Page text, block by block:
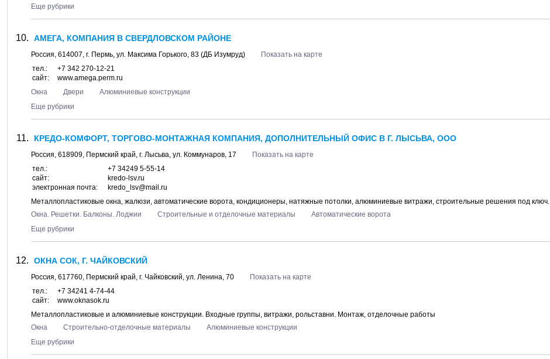
Еще рубрики
АМЕГА, КОМПАНИЯ В СВЕРДЛОВСКОМ РАЙОНЕ
Россия, 614007, г. Пермь, ул. Максима Горького, 83 (ДБ Изумруд)
Показать на карте
тел.:
+7 342 270-12-21
сайт:
www.amega.perm.ru
Окна
Двери
Алюминиевые конструкции
Еще рубрики
КРЕДО-КОМФОРТ, ТОРГОВО-МОНТАЖНАЯ КОМПАНИЯ, ДОПОЛНИТЕЛЬНЫЙ ОФИС В Г. ЛЫСЬВА, ООО
Россия, 618909, Пермский край, г. Лысьва, ул. Коммунаров, 17
Показать на карте
тел.:
+7 34249 5-55-14
сайт:
kredo-lsv.ru
электронная почта:
kredo_lsv@mail.ru
Металлопластиковые окна, жалюзи, автоматические ворота, кондиционеры, натяжные потолки, алюминиевые витражи, строительные решения под ключ.
Окна. Решетки. Балконы. Лоджии
Строительные и отделочные материалы
Автоматические ворота
Еще рубрики
ОКНА СОК, Г. ЧАЙКОВСКИЙ
Россия, 617760, Пермский край, г. Чайковский, ул. Ленина, 70
Показать на карте
тел.:
+7 34241 4-74-44
сайт:
www.oknasok.ru
Металлопластиковые и алюминиевые конструкции. Входные группы, витражи, рольставни. Монтаж, отделочные работы
Окна
Строительно-отделочные материалы
Алюминиевые конструкции
Еще рубрики